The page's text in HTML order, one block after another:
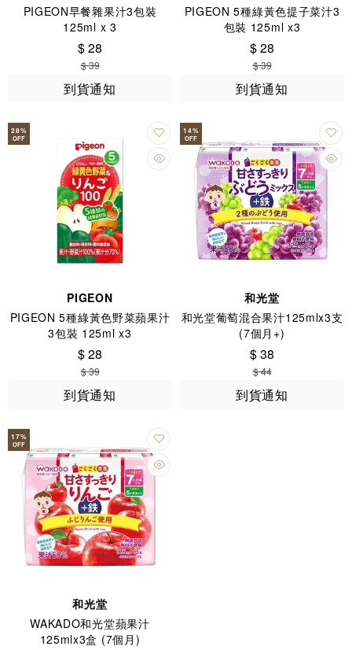
PIGEON早餐雜果汁3包裝
125ml x 3
$ 28
$ 39
到貨通知
PIGEON 5種綠黃色提子菜汁3
包裝 125ml x3
$ 28
$ 39
到貨通知
28%
OFF
PIGEON
PIGEON 5種綠黃色野菜蘋果汁
3包裝 125ml x3
$ 28
$ 39
到貨通知
14%
OFF
和光堂
和光堂葡萄混合果汁125mlx3支
(7個月+)
$ 38
$ 44
到貨通知
17%
OFF
和光堂
WAKADO和光堂蘋果汁
125mlx3盒 (7個月)